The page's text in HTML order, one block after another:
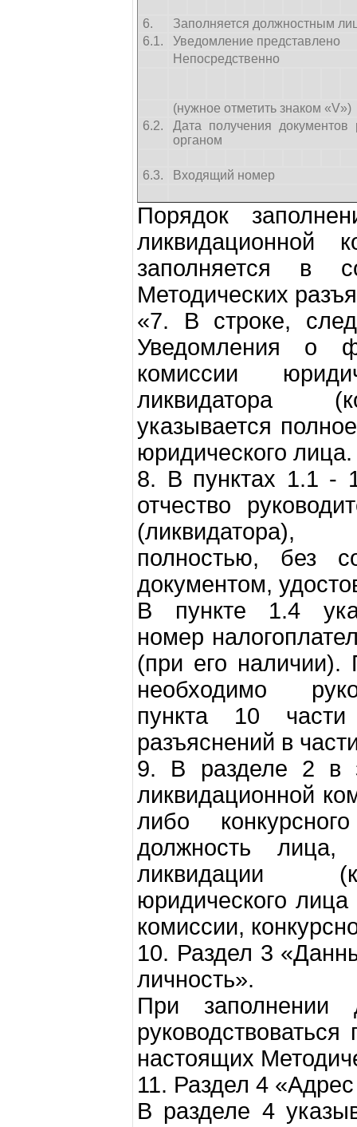
6.
Заполняется должностным
6.1.
Уведомление представлено
Непосредственно
(нужное отметить знаком «V»)
6.2.
Дата получения документов
органом
6.3. Входящий номер
Порядок
ликвидационной
заполняется в
Методических
«7. В строке,
Уведомления о
комиссии
ликвидатора
указывается
юридического лица.
8. В пунктах 1.1 -
отчество
(ликвидатора),
полностью, без
документом,
В пункте 1.4
номер
(при его наличии).
необходимо
пункта 10
разъяснений в
9. В разделе 2 в
ликвидационной
либо
должность лица,
ликвидации
юридического
комиссии,
10. Раздел 3
личность».
При заполнении
настоящих
11. Раздел 4
В разделе 4